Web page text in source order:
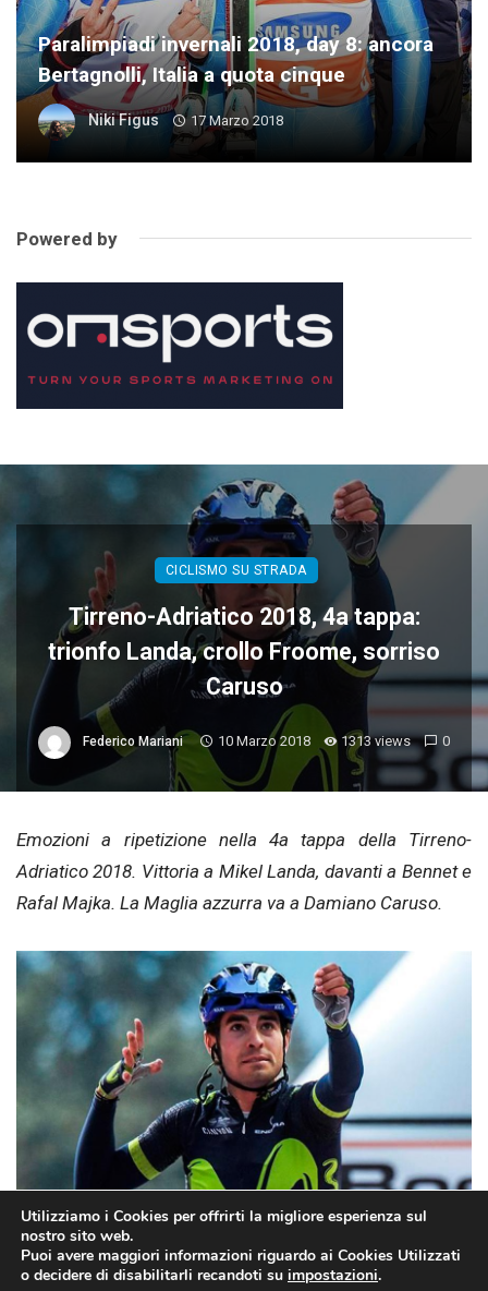
Paralimpiadi invernali 2018, day 8: ancora
Bertagnolli, Italia a quota cinque
Niki Figus 17 Marzo 2018
Powered by
CICLISMO SU STRADA
Tirreno-Adriatico 2018, 4a tappa:
trionfo Landa, crollo Froome, sorriso
Caruso
Federico Mariani 10 Marzo 2018 1313 views 0
Emozioni a ripetizione nella 4a tappa della Tirreno-
Adriatico 2018. Vittoria a Mikel Landa, davanti a Bennet e
Rafal Majka. La Maglia azzurra va a Damiano Caruso.
Utilizziamo i Cookies per offrirti la migliore esperienza sul
nostro sito web.
Puoi avere maggiori informazioni riguardo ai Cookies Utilizzati
o decidere di disabilitarli recandoti su impostazioni.